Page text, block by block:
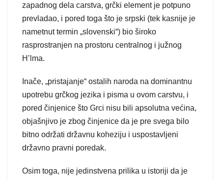
zapadnog dela carstva, grčki element je potpuno
prevladao, i pored toga što je srpski (tek kasnije je
nametnut termin „slovenski“) bio široko
rasprostranjen na prostoru centralnog i južnog
H’lma.
Inače, „pristajanje“ ostalih naroda na dominantnu
upotrebu grčkog jezika i pisma u ovom carstvu, i
pored činjenice što Grci nisu bili apsolutna većina,
objašnjivo je zbog činjenice da je pre svega bilo
bitno održati državnu koheziju i uspostavljeni
državno pravni poredak.
Osim toga, nije jedinstvena prilika u istoriji da je